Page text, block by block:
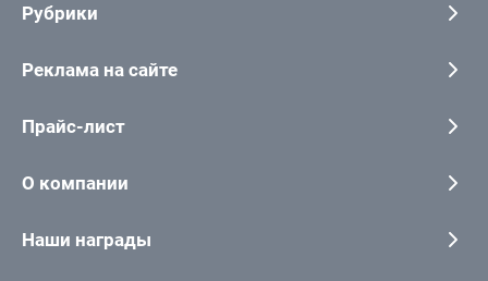
Рубрики
Реклама на сайте
Прайс-лист
О компании
Наши награды